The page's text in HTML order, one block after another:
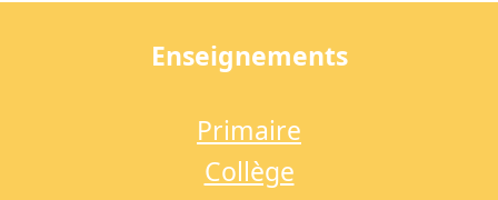
Enseignements
Primaire
Collège